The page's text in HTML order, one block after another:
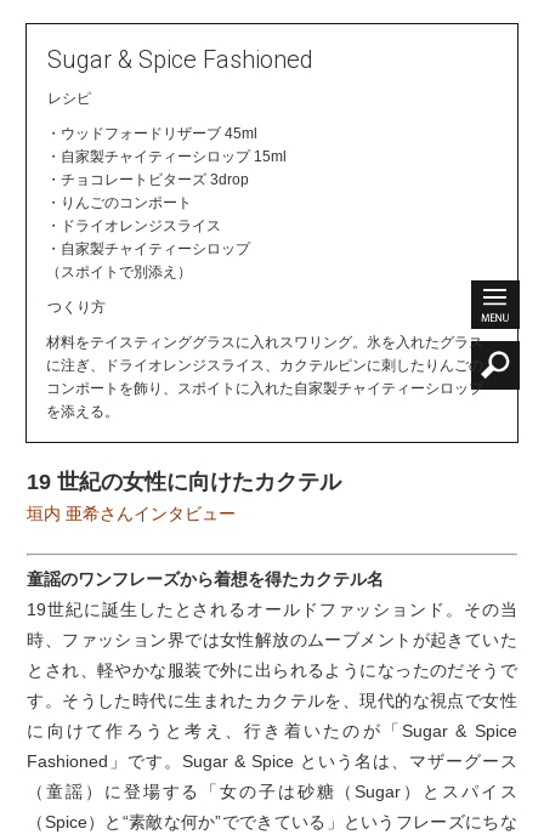
Sugar & Spice Fashioned
レシピ
・ウッドフォードリザーブ 45ml
・自家製チャイティーシロップ 15ml
・チョコレートビターズ 3drop
・りんごのコンポート
・ドライオレンジスライス
・自家製チャイティーシロップ
（スポイトで別添え）
つくり方
材料をテイスティンググラスに入れスワリング。氷を入れたグラス
に注ぎ、ドライオレンジスライス、カクテルピンに刺したりんごの
コンポートを飾り、スポイトに入れた自家製チャイティーシロップ
を添える。
19 世紀の女性に向けたカクテル
垣内 亜希さんインタビュー
童謡のワンフレーズから着想を得たカクテル名
19世紀に誕生したとされるオールドファッションド。その当
時、ファッション界では女性解放のムーブメントが起きていた
とされ、軽やかな服装で外に出られるようになったのだそうで
す。そうした時代に生まれたカクテルを、現代的な視点で女性
に向けて作ろうと考え、行き着いたのが「Sugar & Spice
Fashioned」です。Sugar & Spice という名は、マザーグース
（童謡）に登場する「女の子は砂糖（Sugar）とスパイス
（Spice）と“素敵な何か”でできている」というフレーズにちな